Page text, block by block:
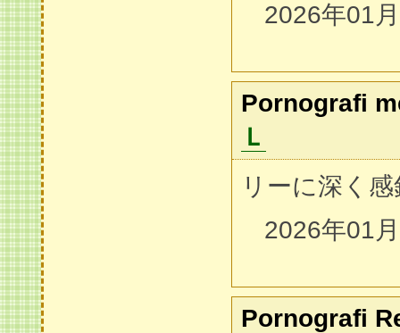
2026年01
Pornografi
Ｌ
リーに深く
2026年01
Pornografi